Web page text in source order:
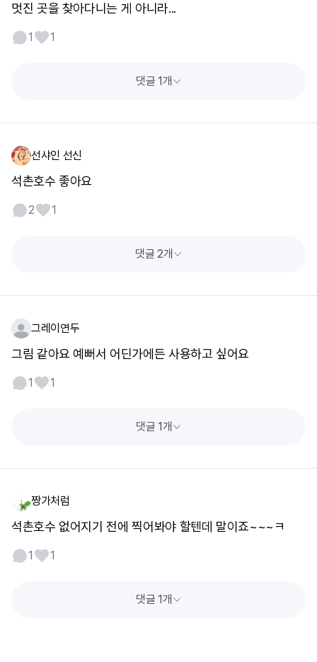
멋진 곳을 찾아다니는 게 아니라...
1 1
댓글 1개
선샤인 선신
석촌호수 좋아요
2 1
댓글 2개
그레이연두
그림 같아요 예뻐서 어딘가에든 사용하고 싶어요
1 1
댓글 1개
짱가처럼
석촌호수 없어지기 전에 찍어봐야 할텐데 말이죠~~~ㅋ
1 1
댓글 1개